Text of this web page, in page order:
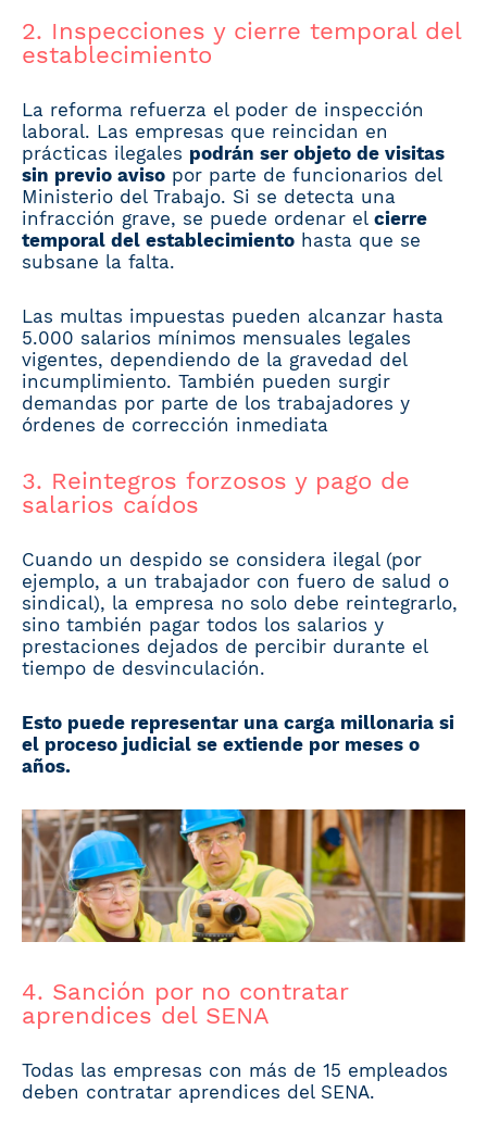
2. Inspecciones y cierre temporal del
establecimiento
La reforma refuerza el poder de inspección
laboral. Las empresas que reincidan en
prácticas ilegales podrán ser objeto de visitas
sin previo aviso por parte de funcionarios del
Ministerio del Trabajo. Si se detecta una
infracción grave, se puede ordenar el cierre
temporal del establecimiento hasta que se
subsane la falta.
Las multas impuestas pueden alcanzar hasta
5.000 salarios mínimos mensuales legales
vigentes, dependiendo de la gravedad del
incumplimiento. También pueden surgir
demandas por parte de los trabajadores y
órdenes de corrección inmediata
3. Reintegros forzosos y pago de
salarios caídos
Cuando un despido se considera ilegal (por
ejemplo, a un trabajador con fuero de salud o
sindical), la empresa no solo debe reintegrarlo,
sino también pagar todos los salarios y
prestaciones dejados de percibir durante el
tiempo de desvinculación.
Esto puede representar una carga millonaria si
el proceso judicial se extiende por meses o
años.
4. Sanción por no contratar
aprendices del SENA
Todas las empresas con más de 15 empleados
deben contratar aprendices del SENA.